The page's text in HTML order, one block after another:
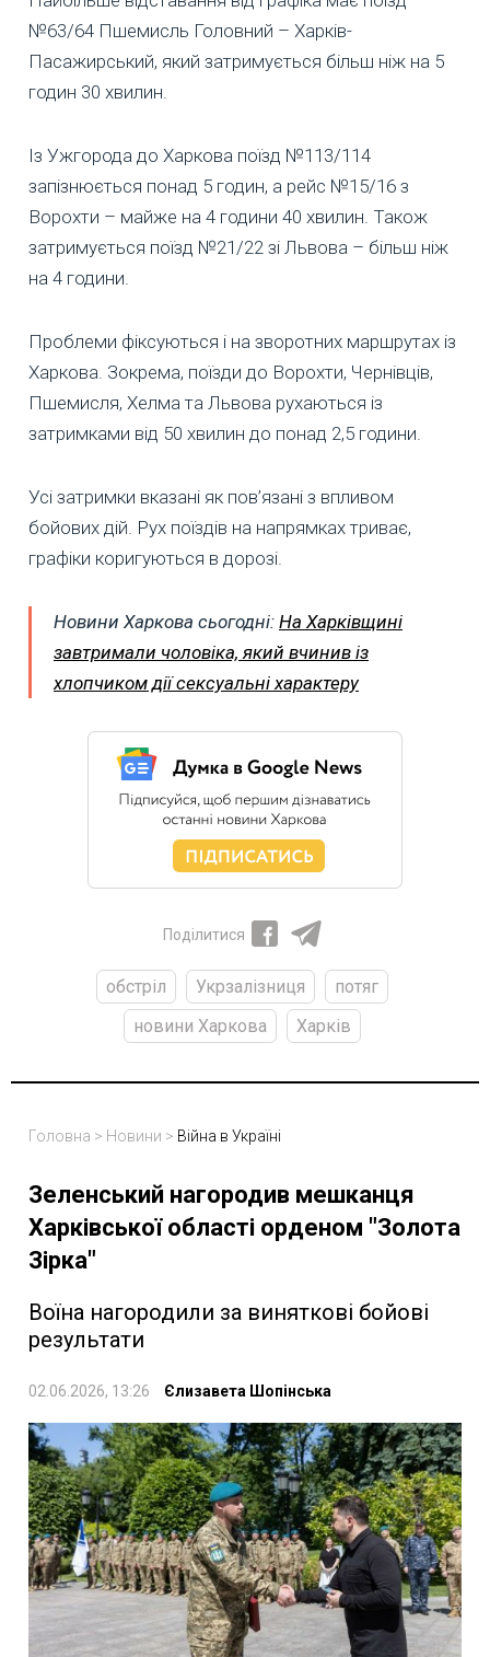
№63/64 Пшемисль Головний – Харків-
Пасажирський, який затримується більш ніж на 5
годин 30 хвилин.
Із Ужгорода до Харкова поїзд №113/114
запізнюється понад 5 годин, а рейс №15/16 з
Ворохти – майже на 4 години 40 хвилин. Також
затримується поїзд №21/22 зі Львова – більш ніж
на 4 години.
Проблеми фіксуються і на зворотних маршрутах із
Харкова. Зокрема, поїзди до Ворохти, Чернівців,
Пшемисля, Хелма та Львова рухаються із
затримками від 50 хвилин до понад 2,5 години.
Усі затримки вказані як пов’язані з впливом
бойових дій. Рух поїздів на напрямках триває,
графіки коригуються в дорозі.
Новини Харкова сьогодні: На Харківщині
завтримали чоловіка, який вчинив із
хлопчиком дії сексуальні характеру
Поділитися
обстріл Укрзалізниця
потяг
новини Харкова
Харків
Головна > Новини > Війна в Україні
Зеленський нагородив мешканця
Харківської області орденом "Золота
Зірка"
Воїна нагородили за виняткові бойові
результати
02.06.2026, 13:26 Єлизавета Шопінська